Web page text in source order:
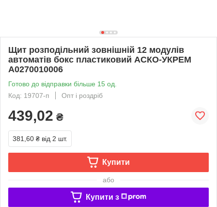
Щит розподільний зовнішній 12 модулів
автоматів бокс пластиковий АСКО-УКРЕМ
A0270010006
Готово до відправки більше 15 од.
Код: 19707-п
Опт і роздріб
439,02 ₴
381,60 ₴ від 2 шт.
Купити
або
Купити з